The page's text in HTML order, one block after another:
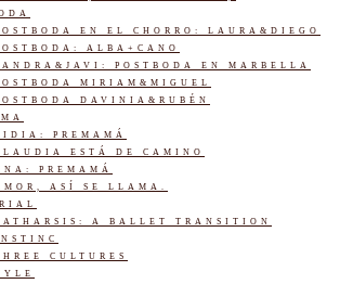
EN EL CHORRO: LAURA&DIEGO
ALBA+CANO
POSTBODA EN MARBELLA
MIRIAM&MIGUEL
DAVINIA&RUBÉN
PREMAMÁ
ESTÁ DE CAMINO
PREMAMÁ
ASÍ SE LLAMA.
A BALLET TRANSITION
CULTURES